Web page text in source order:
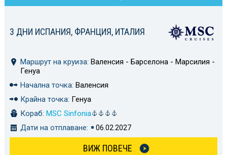
3 ДНИ ИСПАНИЯ, ФРАНЦИЯ, ИТАЛИЯ
Маршрут на круиза: Валенсия - Барселона - Марсилия -
Генуа
Начална точка: Валенсия
Крайна точка: Генуа
Кораб: MSC Sinfonia
Дати на отплаване:
06.02.2027
ВИЖ ПОВЕЧЕ